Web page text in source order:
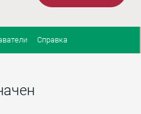
Справка